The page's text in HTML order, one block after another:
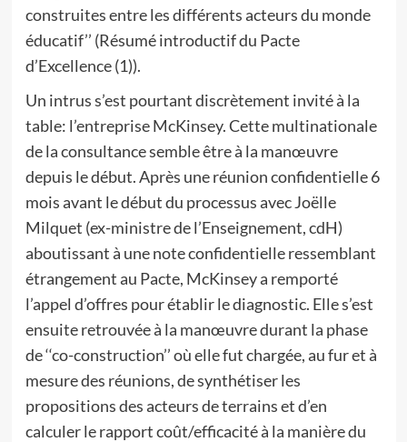
construites entre les différents acteurs du monde
éducatif’’ (Résumé introductif du Pacte
d’Excellence (1)).
Un intrus s’est pourtant discrètement invité à la
table: l’entreprise McKinsey. Cette multinationale
de la consultance semble être à la manœuvre
depuis le début. Après une réunion confidentielle 6
mois avant le début du processus avec Joëlle
Milquet (ex-ministre de l’Enseignement, cdH)
aboutissant à une note confidentielle ressemblant
étrangement au Pacte, McKinsey a remporté
l’appel d’offres pour établir le diagnostic. Elle s’est
ensuite retrouvée à la manœuvre durant la phase
de ‘‘co-construction’’ où elle fut chargée, au fur et à
mesure des réunions, de synthétiser les
propositions des acteurs de terrains et d’en
calculer le rapport coût/efficacité à la manière du